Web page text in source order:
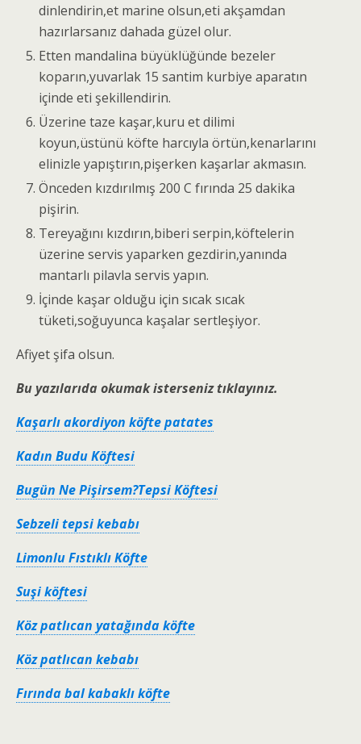
dinlendirin,et marine olsun,eti akşamdan
hazırlarsanız dahada güzel olur.
Etten mandalina büyüklüğünde bezeler
koparın,yuvarlak 15 santim kurbiye aparatın
içinde eti şekillendirin.
Üzerine taze kaşar,kuru et dilimi
koyun,üstünü köfte harcıyla örtün,kenarlarını
elinizle yapıştırın,pişerken kaşarlar akmasın.
Önceden kızdırılmış 200 C fırında 25 dakika
pişirin.
Tereyağını kızdırın,biberi serpin,köftelerin
üzerine servis yaparken gezdirin,yanında
mantarlı pilavla servis yapın.
İçinde kaşar olduğu için sıcak sıcak
tüketi,soğuyunca kaşalar sertleşiyor.
Afiyet şifa olsun.
Bu yazılarıda okumak isterseniz tıklayınız.
Kaşarlı akordiyon köfte patates
Kadın Budu Köftesi
Bugün Ne Pişirsem?Tepsi Köftesi
Sebzeli tepsi kebabı
Limonlu Fıstıklı Köfte
Suşi köftesi
Köz patlıcan yatağında köfte
Köz patlıcan kebabı
Fırında bal kabaklı köfte